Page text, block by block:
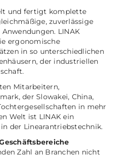
und fertigt komplette
zuverlässige
LINAK
ergonomische
in so unterschiedlichen
der industriellen
Mitarbeitern,
der Slowakei, China,
in mehr
Welt ist LINAK ein
der Linearantriebstechnik.
Zahl an Branchen nicht